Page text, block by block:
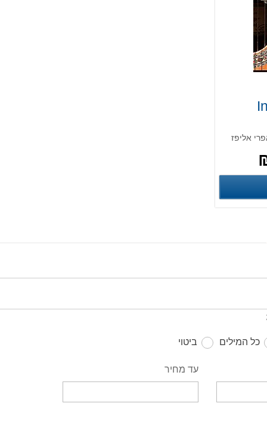
אליפז
כל המילים ביטוי
עד מחיר